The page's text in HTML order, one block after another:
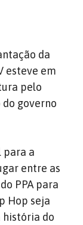
da
esteve em
pelo
governo
para a
entre as
PPA para
Hop seja
história do